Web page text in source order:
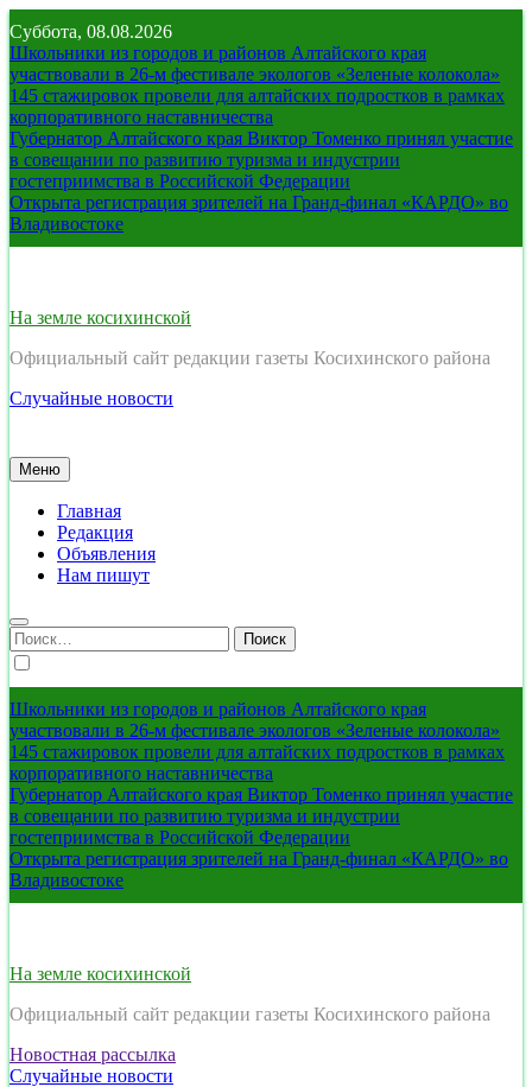
Перейти
к
содержимому
Суббота, 08.08.2026
Школьники из городов и районов Алтайского края
участвовали в 26-м фестивале экологов «Зеленые колокола»
145 стажировок провели для алтайских подростков в рамках
корпоративного наставничества
Губернатор Алтайского края Виктор Томенко принял участие
в совещании по развитию туризма и индустрии
гостеприимства в Российской Федерации
Открыта регистрация зрителей на Гранд-финал «КАРДО» во
Владивостоке
На земле косихинской
Официальный сайт редакции газеты Косихинского района
Случайные новости
Меню
Главная
Редакция
Объявления
Нам пишут
Найти:
Школьники из городов и районов Алтайского края
участвовали в 26-м фестивале экологов «Зеленые колокола»
145 стажировок провели для алтайских подростков в рамках
корпоративного наставничества
Губернатор Алтайского края Виктор Томенко принял участие
в совещании по развитию туризма и индустрии
гостеприимства в Российской Федерации
Открыта регистрация зрителей на Гранд-финал «КАРДО» во
Владивостоке
На земле косихинской
Официальный сайт редакции газеты Косихинского района
Новостная рассылка
Случайные новости